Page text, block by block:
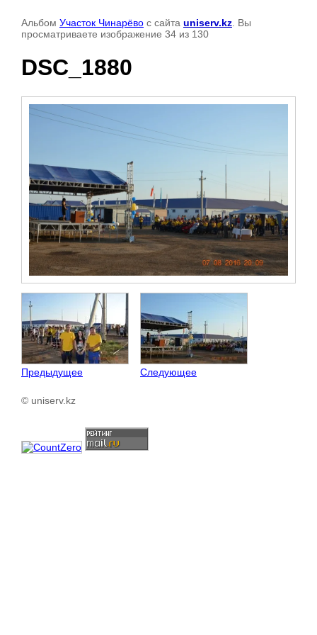
Альбом Участок Чинарёво с сайта uniserv.kz . Вы
просматриваете изображение 34 из 130
DSC_1880
Предыдущее Следующее
© uniserv.kz